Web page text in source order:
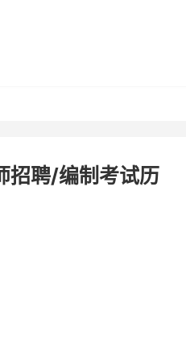
招聘/编制考试历